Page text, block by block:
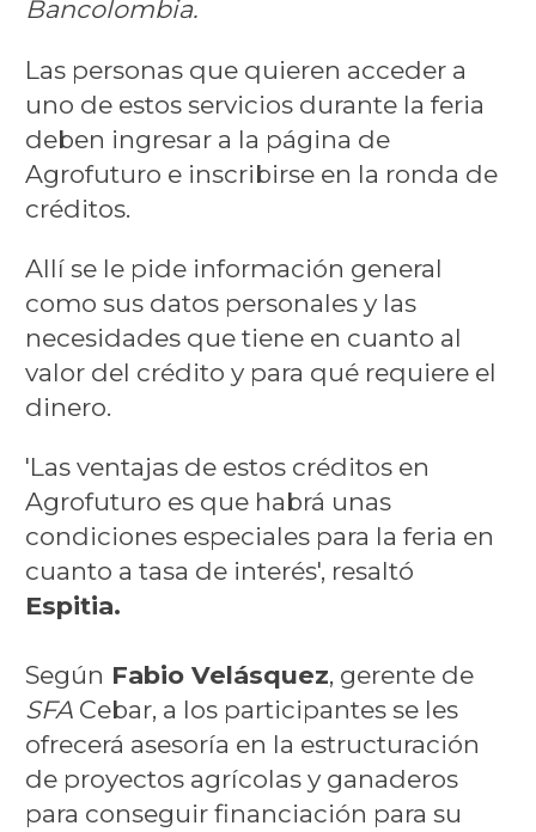
Bancolombia.
Las personas que quieren acceder a
uno de estos servicios durante la feria
deben ingresar a la página de
Agrofuturo e inscribirse en la ronda de
créditos.
Allí se le pide información general
como sus datos personales y las
necesidades que tiene en cuanto al
valor del crédito y para qué requiere el
dinero.
'Las ventajas de estos créditos en
Agrofuturo es que habrá unas
condiciones especiales para la feria en
cuanto a tasa de interés', resaltó
Espitia.
Según Fabio Velásquez, gerente de
SFACebar, a los participantes se les
ofrecerá asesoría en la estructuración
de proyectos agrícolas y ganaderos
para conseguir financiación para su